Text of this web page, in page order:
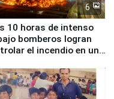
6
10 horas de intenso
bomberos logran
el incendio en una